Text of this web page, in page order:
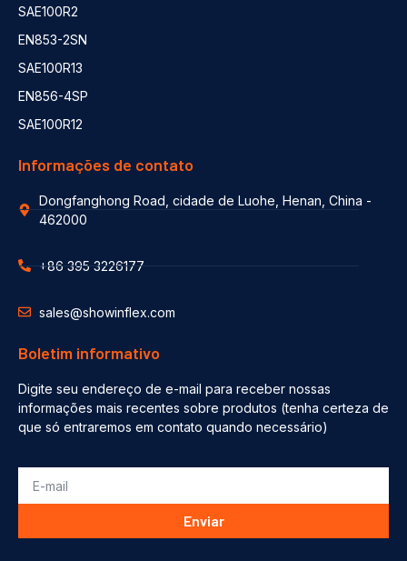
SAE100R2
EN853-2SN
SAE100R13
EN856-4SP
SAE100R12
Informações de contato
Dongfanghong Road, cidade de Luohe, Henan, China -
462000
+86 395 3226177
sales@showinflex.com
Boletim informativo
Digite seu endereço de e-mail para receber nossas
informações mais recentes sobre produtos (tenha certeza de
que só entraremos em contato quando necessário)
Enviar